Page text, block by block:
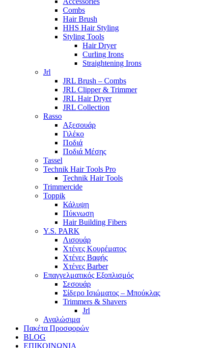
Combs
Hair Brush
HHS Hair Styling
Styling Tools
Hair Dryer
Curling Irons
Straightening Irons
Jrl
JRL Brush – Combs
JRL Clipper & Trimmer
JRL Hair Dryer
JRL Collection
Rasso
Αξεσουάρ
Γιλέκο
Ποδιά
Ποδιά Μέσης
Tassel
Technik Hair Tools Pro
Technik Hair Tools
Trimmercide
Toppik
Κάλυψη
Πύκνωση
Hair Building Fibers
Y.S. PARK
Λισουάρ
Χτένες Κουρέματος
Χτένες Βαφής
Χτένες Barber
Επαγγελματικός Εξοπλισμός
Σεσουάρ
Σίδερο Ισιώματος – Μπούκλας
Trimmers & Shavers
Jrl
Αναλώσιμα
Πακέτα Προσφορών
BLOG
ΕΠΙΚΟΙΝΩΝΙΑ